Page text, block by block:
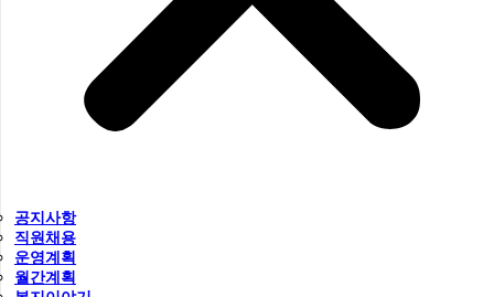
공지사항
직원채용
운영계획
월간계획